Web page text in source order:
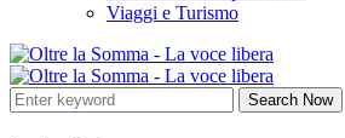
Viaggi e Turismo
Search Now